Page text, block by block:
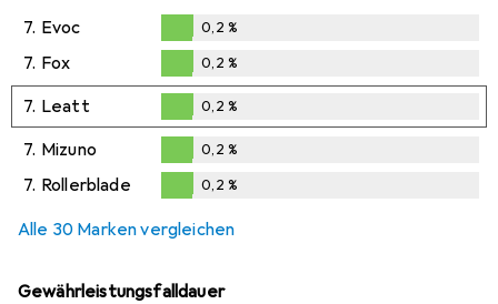
7. Evoc
0,2%
0,2 %
7. Fox
0,2%
0,2 %
7. Leatt
0,2%
0,2 %
7. Mizuno
0,2%
0,2 %
7. Rollerblade 0,2 %
Alle 30 Marken vergleichen
Gewährleistungsfalldauer